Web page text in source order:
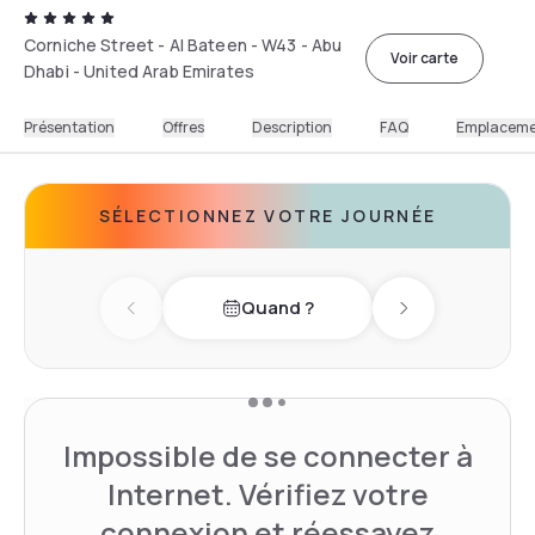
Corniche Street - Al Bateen - W43 - Abu
Dhabi - United Arab Emirates
Voir carte
Présentation Offres Description FAQ
SÉLECTIONNEZ VOTRE JOURNÉE
Previous dayQuand ? Next day
Impossible de se connecter à
Internet. Vérifiez votre